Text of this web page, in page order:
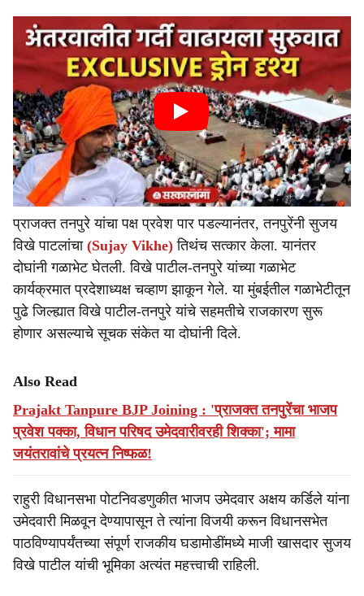
प्राजक्त तनपुरे यांचा पक्ष प्रवेश पार पडल्यानंतर, तनपुरेंनी सुजय
विखे पाटलांचा (Sujay Vikhe) तिथंच सत्कार केला. यानंतर
दोघांनी गळाभेट घेतली. विखे पाटील-तनपुरे यांच्या गळाभेट
कार्यक्रमात प्रदेशाध्यक्ष चव्हाण झाकून गेले. या मुंबईतील गळाभेटीतून
पुढे जिल्ह्यात विखे पाटील-तनपुरे यांचे सहमतीचे राजकारण सुरू
होणार असल्याचे सूचक संकेत या दोघांनी दिले.
Also Read
Prajakt Tanpure BJP Joining : 'प्राजक्त तनपुरेंचा भाजप
प्रवेश पक्का, विधान परिषद उमेदवारीवरही शिक्का'; मामा
जयंतरावांचे प्रयत्न निष्फळ!
राहुरी विधानसभा पोटनिवडणुकीत भाजप उमेदवार अक्षय कर्डिले यांना
उमेदवारी मिळवून देण्यापासून ते त्यांना विजयी करून विधानसभेत
पाठविण्यापर्यंतच्या संपूर्ण राजकीय घडामोडींमध्ये माजी खासदार सुजय
विखे पाटील यांची भूमिका अत्यंत महत्त्वाची राहिली.